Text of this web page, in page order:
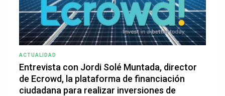
ACTUALIDAD
Entrevista con Jordi Solé Muntada, director
de Ecrowd, la plataforma de financiación
ciudadana para realizar inversiones de